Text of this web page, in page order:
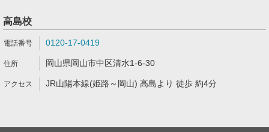
高島校
0120-17-0419
岡山県岡山市中区清水1-6-30
JR山陽本線(姫路～岡山) 高島より 徒歩 約4分